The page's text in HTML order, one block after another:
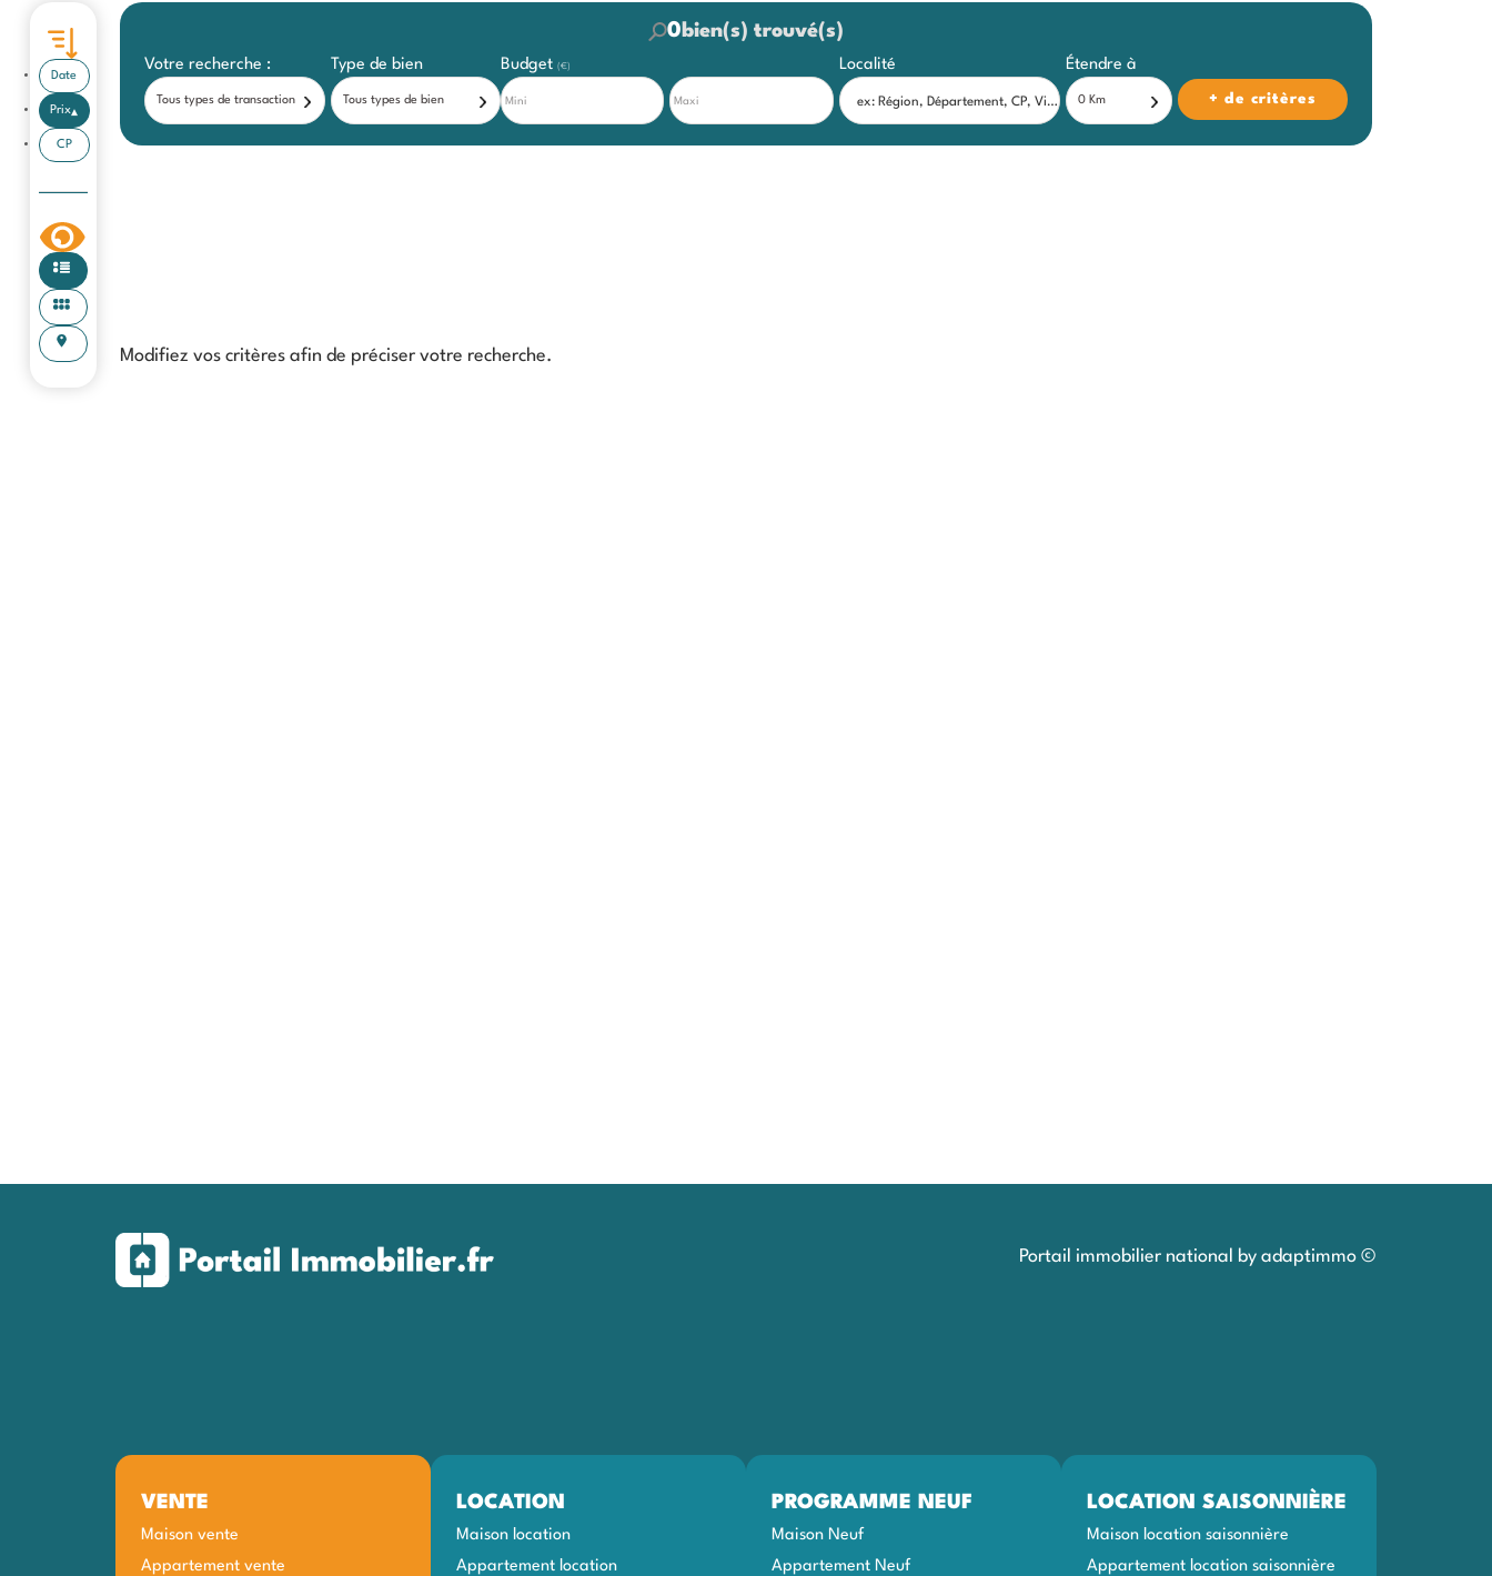
0 bien(s) trouvé(s)
Votre recherche :
Tous types de transaction
Type de bien
Tous types de bien
Budget (€) Localité Étendre à
0 Km + de critères
Date
Prix
CP
Modifiez vos critères afin de préciser votre recherche.
Portail immobilier national by adaptimmo ©
VENTE
Maison vente
Appartement vente
LOCATION
Maison location
Appartement location
PROGRAMME NEUF
Appartement Neuf
Maison Neuf
LOCATION SAISONNIÈRE
Maison location saisonnière
Appartement location saisonnière